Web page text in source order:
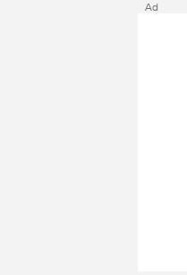
Ad